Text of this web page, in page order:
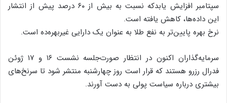
سپتامبر افزایش یابدکه نسبت به بیش از ۶۰ درصد پیش از انتشار
این داده‌ها، کاهش یافته است.
نرخ بهره پایین‌تر به نفع طلا به عنوان یک دارایی غیربهره‌ده است.
سرمایه‌گذاران اکنون در انتظار صورت‌جلسه نشست ۱۶ و ۱۷ ژوئن
فدرال رزرو هستند که قرار است روز چهارشنبه منتشر شود تا سرنخ‌های
بیشتری درباره سیاست پولی به دست آورند.